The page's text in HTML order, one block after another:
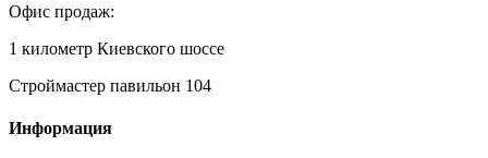
Офис продаж:
1 километр Киевского шоссе
Строймастер павильон 104
Информация